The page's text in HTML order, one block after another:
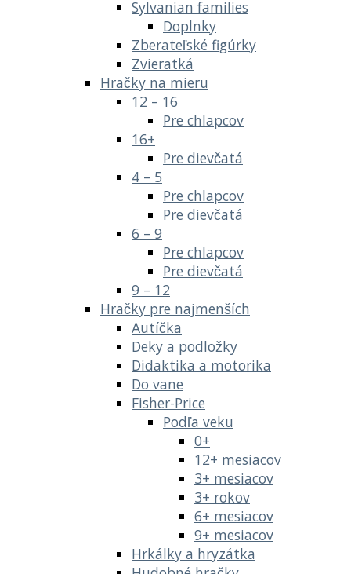
Sylvanian families
Doplnky
Zberateľské figúrky
Zvieratká
Hračky na mieru
12 – 16
Pre chlapcov
16+
Pre dievčatá
4 – 5
Pre chlapcov
Pre dievčatá
6 – 9
Pre chlapcov
Pre dievčatá
9 – 12
Hračky pre najmenších
Autíčka
Deky a podložky
Didaktika a motorika
Do vane
Fisher-Price
Podľa veku
0+
12+ mesiacov
3+ mesiacov
3+ rokov
6+ mesiacov
9+ mesiacov
Hrkálky a hryzátka